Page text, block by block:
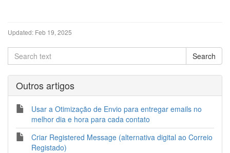
Updated: Feb 19, 2025
Outros artigos
Usar a Otimização de Envio para entregar emails no
melhor dia e hora para cada contato
Criar Registered Message (alternativa digital ao Correio
Registado)